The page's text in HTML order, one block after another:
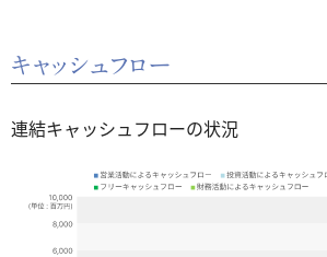
キャッシュフロー
連結キャッシュフローの状況